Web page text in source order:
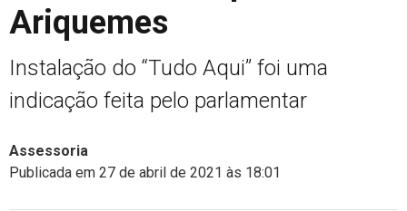
Ariquemes
Instalação do “Tudo Aqui” foi uma
indicação feita pelo parlamentar
Assessoria
Publicada em 27 de abril de 2021 às 18:01